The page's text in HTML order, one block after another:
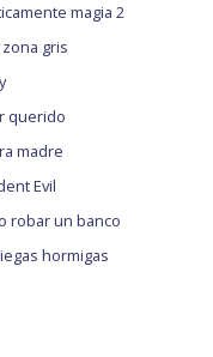
magia 2
zona gris
querido
madre
Evil
robar un banco
hormigas